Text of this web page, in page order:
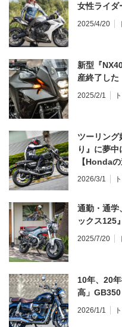
女性ライダ
2025/4/20
新型『
産終了した
2025/2/1
ツーリング
り』に夢
【Honda
ンプレ・レ
2026/3/1
通勤・通学
ックス125
2025/7/20
10年、20
高」
2026/1/1